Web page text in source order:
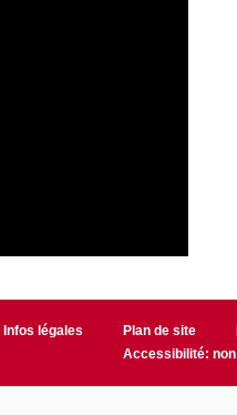
Infos légales Plan de site
Accessibilité: